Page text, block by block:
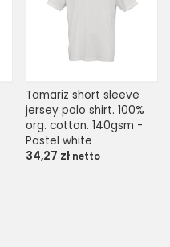
Tamariz short sleeve
jersey polo shirt. 100%
org. cotton. 140gsm -
Pastel white
34,27 zł netto